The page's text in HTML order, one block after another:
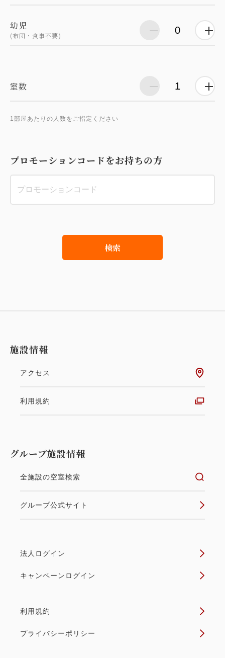
幼児
(布団・食事不要)
室数
1部屋あたりの人数をご指定ください
プロモーションコードをお持ちの方
検索
施設情報
アクセス
利用規約
グループ施設情報
全施設の空室検索
グループ公式サイト
法人ログイン
キャンペーンログイン
利用規約
プライバシーポリシー